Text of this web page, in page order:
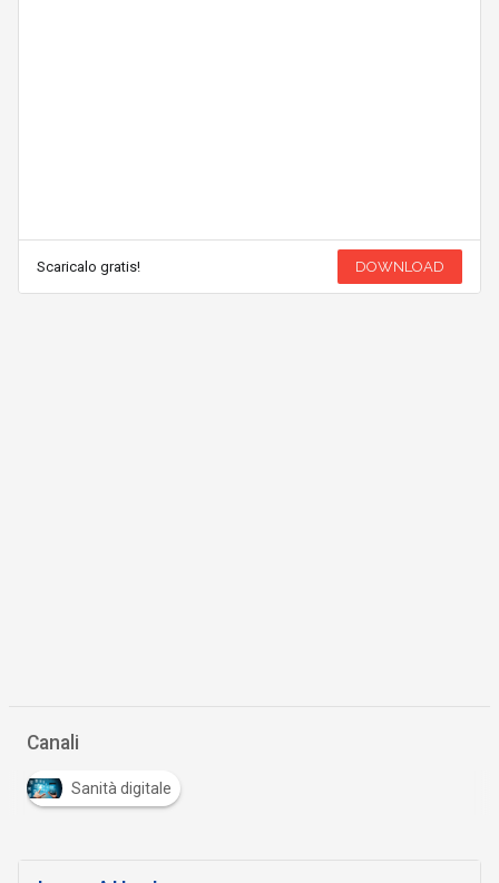
Scaricalo gratis! DOWNLOAD
Canali
Sanità digitale